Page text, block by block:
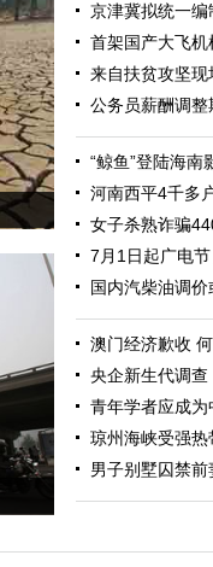
京津冀拟统一
首架国产大飞
来自扶贫攻坚
公务员薪酬调整
“鲸鱼”登陆海南
河南西平4千多
女子杀熟诈骗
7月1日起广电
国内汽柴油调
澳门经济歉收
央企新生代调
青年学者应成
琼州海峡受强
男子别墅囚禁